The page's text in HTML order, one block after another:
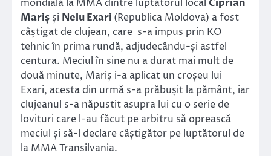
mondială la MMA dintre luptătorul local Ciprian
Mariș și Nelu Exari (Republica Moldova) a fost
câștigat de clujean, care s-a impus prin KO
tehnic în prima rundă, adjudecându-și astfel
centura. Meciul în sine nu a durat mai mult de
două minute, Mariș i-a aplicat un croșeu lui
Exari, acesta din urmă s-a prăbușit la pământ, iar
clujeanul s-a năpustit asupra lui cu o serie de
lovituri care l-au făcut pe arbitru să oprească
meciul și să-l declare câștigător pe luptătorul de
la MMA Transilvania.